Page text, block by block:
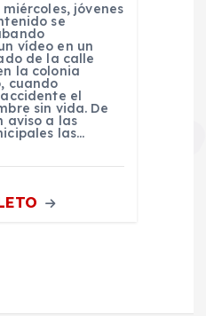
jóvenes
se
vídeo en un
de la calle
la colonia
cuando
el
sin vida. De
aviso a las
las…